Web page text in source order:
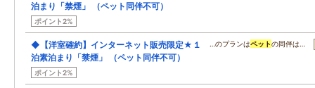
泊まり「禁煙」 （ペット同伴不可）
ポイント2%
◆【洋室確約】インターネット販売限定★１
泊素泊まり「禁煙」 （ペット同伴不可）
ポイント2%
…のプランはペットの同伴は…